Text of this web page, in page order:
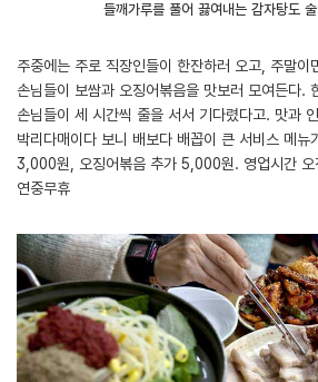
들깨가루를 풀어 끓여내는 감자탕도
주중에는 주로 직장인들이 한잔하러 오고, 주말이
손님들이 보쌈과 오징어볶음을 맛보러 모여든다.
손님들이 세 시간씩 줄을 서서 기다렸다고. 맛과
박리다매이다 보니 배보다 배꼽이 큰 서비스 메
3,000원, 오징어볶음 추가 5,000원. 영업시간 오
연중무휴